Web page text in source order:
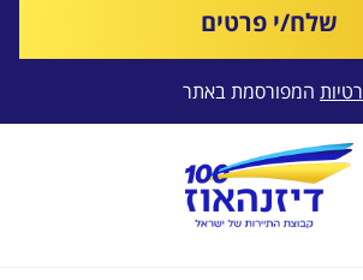
שלח/י פרטים
המפורסמת באתר